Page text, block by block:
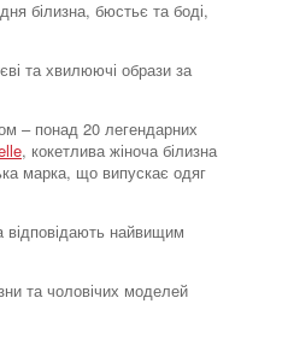
на кісточках
Sensitive Uni Life
5335 грн.
білизна, бюстьє та боді,
та хвилюючі образи за
– понад 20 легендарних
, кокетлива жіноча білизна
марка, що випускає одяг
відповідають найвищим
та чоловічих моделей